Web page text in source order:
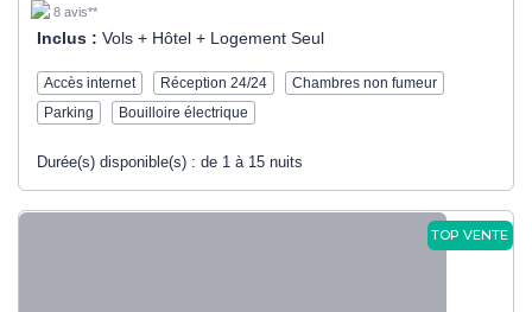
8 avis**
Inclus : Vols + Hôtel + Logement Seul
Accès internet Réception 24/24
Chambres non fumeur
Parking
Bouilloire électrique
Durée(s) disponible(s) : de 1 à 15 nuits
TOP VENTE